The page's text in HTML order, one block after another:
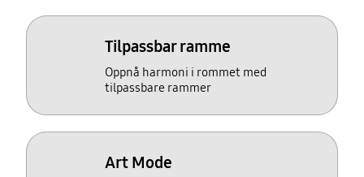
Tilpassbar ramme
Oppnå harmoni i rommet med
tilpassbare rammer
Art Mode